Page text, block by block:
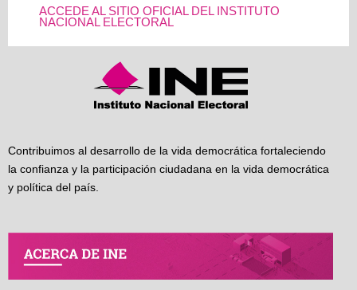
ACCEDE AL SITIO OFICIAL DEL INSTITUTO
NACIONAL ELECTORAL
Contribuimos al desarrollo de la vida democrática fortaleciendo
la confianza y la participación ciudadana en la vida democrática
y política del país.